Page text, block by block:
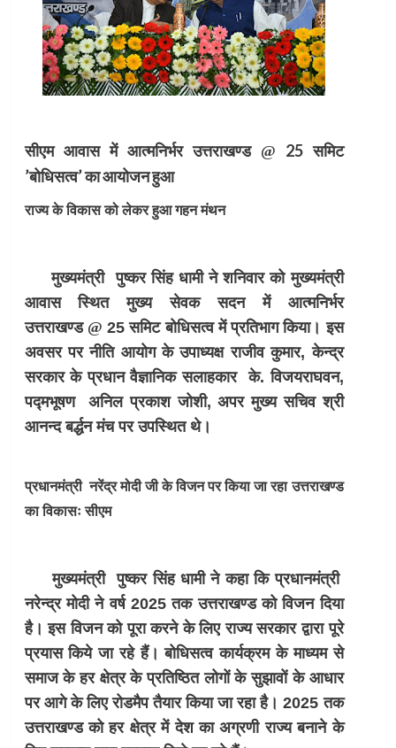
सीएम आवास में आत्मनिर्भर उत्तराखण्ड @ 25 समिट
’बोधिसत्व’ का आयोजन हुआ
राज्य के विकास को लेकर हुआ गहन मंथन
मुख्यमंत्री पुष्कर सिंह धामी ने शनिवार को मुख्यमंत्री
आवास स्थित मुख्य सेवक सदन में आत्मनिर्भर
उत्तराखण्ड @ 25 समिट बोधिसत्व में प्रतिभाग किया। इस
अवसर पर नीति आयोग के उपाध्यक्ष राजीव कुमार, केन्द्र
सरकार के प्रधान वैज्ञानिक सलाहकार के. विजयराघवन,
पद्मभूषण अनिल प्रकाश जोशी, अपर मुख्य सचिव श्री
आनन्द बर्द्धन मंच पर उपस्थित थे।
प्रधानमंत्री नरेंद्र मोदी जी के विजन पर किया जा रहा उत्तराखण्ड
का विकासः सीएम
मुख्यमंत्री पुष्कर सिंह धामी ने कहा कि प्रधानमंत्री
नरेन्द्र मोदी ने वर्ष 2025 तक उत्तराखण्ड को विजन दिया
है। इस विजन को पूरा करने के लिए राज्य सरकार द्वारा पूरे
प्रयास किये जा रहे हैं। बोधिसत्व कार्यक्रम के माध्यम से
समाज के हर क्षेत्र के प्रतिष्ठित लोगों के सुझावों के आधार
पर आगे के लिए रोडमैप तैयार किया जा रहा है। 2025 तक
उत्तराखण्ड को हर क्षेत्र में देश का अग्रणी राज्य बनाने के